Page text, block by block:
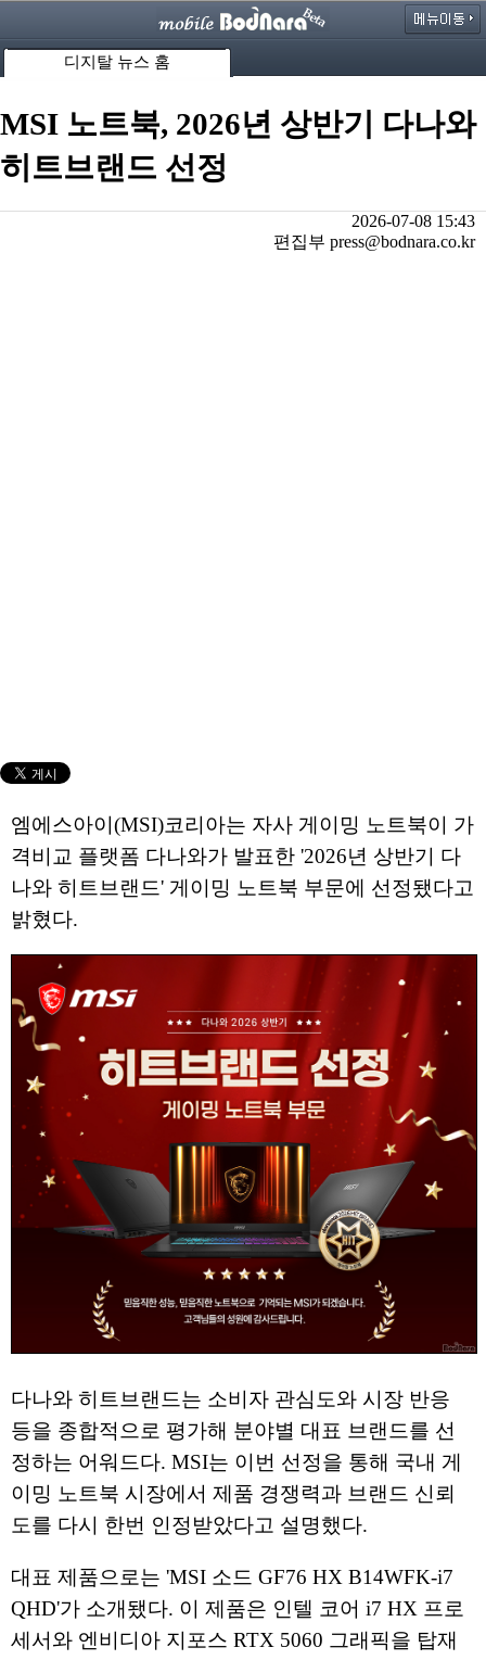
디지탈 뉴스 홈
MSI 노트북, 2026년 상반기 다나와
히트브랜드 선정
2026-07-08 15:43
편집부 press@bodnara.co.kr
엠에스아이(MSI)코리아는 자사 게이밍 노트북이 가
격비교 플랫폼 다나와가 발표한 '2026년 상반기 다
나와 히트브랜드' 게이밍 노트북 부문에 선정됐다고
밝혔다.
다나와 히트브랜드는 소비자 관심도와 시장 반응
등을 종합적으로 평가해 분야별 대표 브랜드를 선
정하는 어워드다. MSI는 이번 선정을 통해 국내 게
이밍 노트북 시장에서 제품 경쟁력과 브랜드 신뢰
도를 다시 한번 인정받았다고 설명했다.
대표 제품으로는 'MSI 소드 GF76 HX B14WFK-i7
QHD'가 소개됐다. 이 제품은 인텔 코어 i7 HX 프로
세서와 엔비디아 지포스 RTX 5060 그래픽을 탑재